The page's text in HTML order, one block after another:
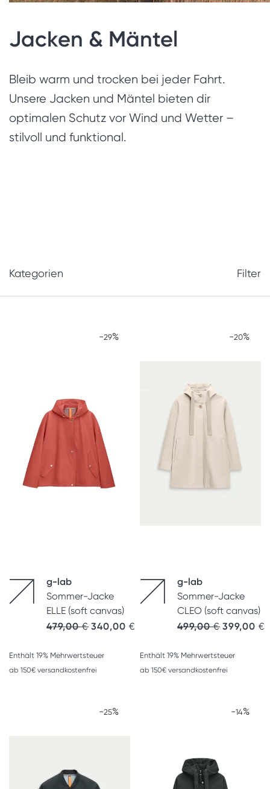
Jacken & Mäntel
Bleib warm und trocken bei jeder Fahrt.
Unsere Jacken und Mäntel bieten dir
optimalen Schutz vor Wind und Wetter –
stilvoll und funktional.
Kategorien Filter
-29%
g-lab
Sommer-Jacke
ELLE (soft canvas)
479,00€ 340,00 €
Enthält 19% Mehrwertsteuer
ab 150€ versandkostenfrei
-20%
g-lab
Sommer-Jacke
CLEO (soft canvas)
499,00€ 399,00 €
Enthält 19% Mehrwertsteuer
ab 150€ versandkostenfrei
-25% -14%